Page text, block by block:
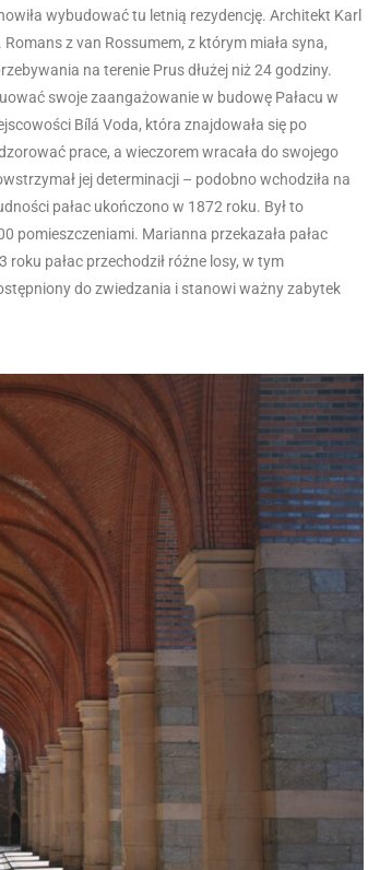
wybudować tu letnią rezydencję. Architekt Karl
z van Rossumem, z którym miała syna,
na terenie Prus dłużej niż 24 godziny.
swoje zaangażowanie w budowę Pałacu w
Bílá Voda, która znajdowała się po
prace, a wieczorem wracała do swojego
jej determinacji – podobno wchodziła na
pałac ukończono w 1872 roku. Był to
pomieszczeniami. Marianna przekazała pałac
pałac przechodził różne losy, w tym
do zwiedzania i stanowi ważny zabytek